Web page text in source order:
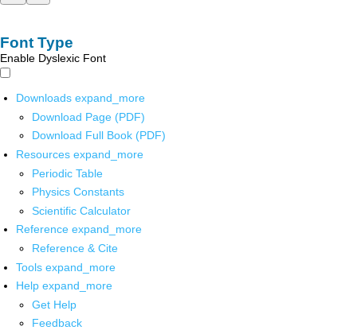
Font Type
Enable Dyslexic Font
Downloads expand_more
Download Page (PDF)
Download Full Book (PDF)
Resources expand_more
Periodic Table
Physics Constants
Scientific Calculator
Reference expand_more
Reference & Cite
Tools expand_more
Help expand_more
Get Help
Feedback